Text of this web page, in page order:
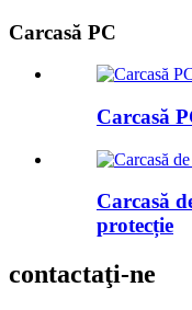
Carcasă PC
Carcasă
Carcasă
protecție
contactaţi-ne